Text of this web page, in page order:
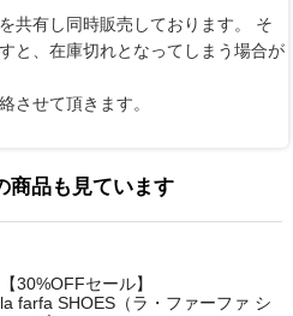
共有し同時販売しております。 そ
と、在庫切れとなってしまう場合が
させて頂きます。
商品も見ています
【30%OFFセール】
la farfa SHOES（ラ・ファーファ シ